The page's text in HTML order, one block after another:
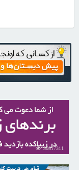
30817311